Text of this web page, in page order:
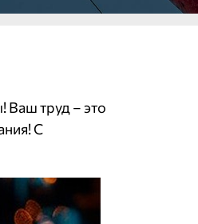
труд – это
С